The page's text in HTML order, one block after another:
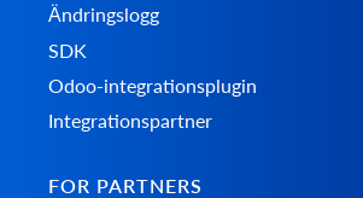
Ändringslogg
SDK
Odoo-integrationsplugin
Integrationspartner
FOR PARTNERS